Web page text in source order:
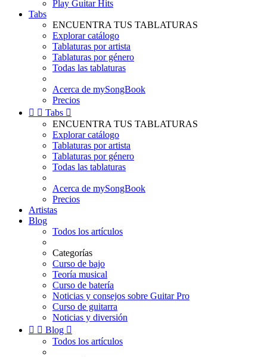
Play Guitar Hits
Tabs
ENCUENTRA TUS TABLATURAS
Explorar catálogo
Tablaturas por artista
Tablaturas por género
Todas las tablaturas
Acerca de mySongBook
Precios
  Tabs 
ENCUENTRA TUS TABLATURAS
Explorar catálogo
Tablaturas por artista
Tablaturas por género
Todas las tablaturas
Acerca de mySongBook
Precios
Artistas
Blog
Todos los artículos
Categorías
Curso de bajo
Teoría musical
Curso de batería
Noticias y consejos sobre Guitar Pro
Curso de guitarra
Noticias y diversión
  Blog 
Todos los artículos